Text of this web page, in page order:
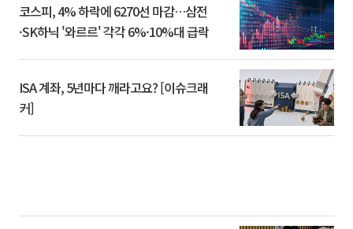
코스피, 4% 하락에 6270선 마감…삼전
·SK하닉 '와르르' 각각 6%·10%대 급락
ISA 계좌, 5년마다 깨라고요? [이슈크래
커]